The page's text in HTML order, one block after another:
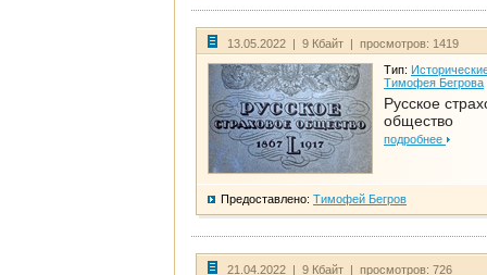
13.05.2022 | 9 Кбайт | просмотров: 1419
Тип:
Тимофея Бегрова
Русское
общество
подробнее
Предоставлено: Тимофей Бегров
21.04.2022 | 9 Кбайт | просмотров: 726